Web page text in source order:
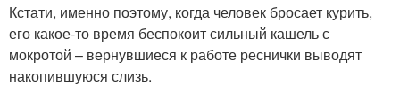
Кстати, именно поэтому, когда человек бросает курить,
его какое-то время беспокоит сильный кашель с
мокротой – вернувшиеся к работе реснички выводят
накопившуюся слизь.